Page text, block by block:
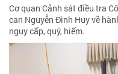
Cơ quan Cảnh sát điều tra
can Nguyễn Đình Huy về
nguy cấp, quý, hiếm.